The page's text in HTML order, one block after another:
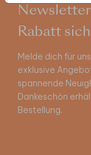
Rabatt
Melde dich für
exklusive
spannende
Dankeschön
Bestellung.